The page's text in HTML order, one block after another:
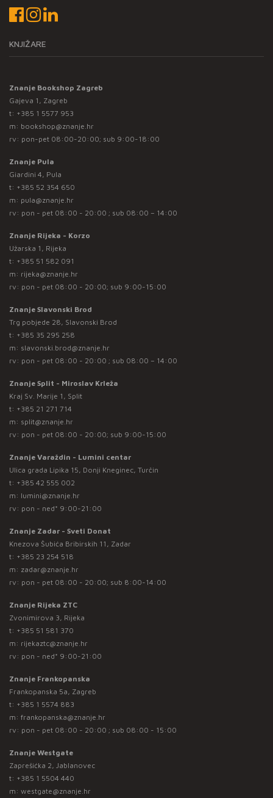
KNJIŽARE
Znanje Bookshop Zagreb
Gajeva 1, Zagreb
t: +385 1 5577 953
m: bookshop@znanje.hr
rv: pon-pet 08:00-20:00; sub 9:00-18:00
Znanje Pula
Giardini 4, Pula
t: +385 52 354 650
m: pula@znanje.hr
rv: pon - pet 08:00 - 20:00 ; sub 08:00 – 14:00
Znanje Rijeka - Korzo
Užarska 1, Rijeka
t: +385 51 582 091
m: rijeka@znanje.hr
rv: pon - pet 08:00 - 20:00; sub 9:00-15:00
Znanje Slavonski Brod
Trg pobjede 28, Slavonski Brod
t: +385 35 295 258
m: slavonski.brod@znanje.hr
rv: pon - pet 08:00 - 20:00 ; sub 08:00 – 14:00
Znanje Split - Miroslav Krleža
Kraj Sv. Marije 1, Split
t: +385 21 271 714
m: split@znanje.hr
rv: pon - pet 08:00 - 20:00; sub 9:00-15:00
Znanje Varaždin - Lumini centar
Ulica grada Lipika 15, Donji Kneginec, Turčin
t: +385 42 555 002
m: lumini@znanje.hr
rv: pon - ned* 9:00-21:00
Znanje Zadar - Sveti Donat
Knezova Šubića Bribirskih 11, Zadar
t: +385 23 254 518
m: zadar@znanje.hr
rv: pon - pet 08:00 - 20:00; sub 8:00-14:00
Znanje Rijeka ZTC
Zvonimirova 3, Rijeka
t: +385 51 581 370
m: rijekaztc@znanje.hr
rv: pon - ned* 9:00-21:00
Znanje Frankopanska
Frankopanska 5a, Zagreb
t: +385 1 5574 883
m: frankopanska@znanje.hr
rv: pon - pet 08:00 - 20:00 ; sub 08:00 - 15:00
Znanje Westgate
Zaprešićka 2, Jablanovec
t: +385 1 5504 440
m: westgate@znanje.hr